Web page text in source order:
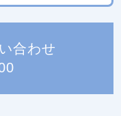
合わせ